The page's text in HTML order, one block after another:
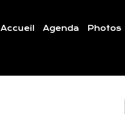
Accueil Agenda Photos